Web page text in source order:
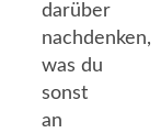
darüber
nachdenken,
was du
sonst
an